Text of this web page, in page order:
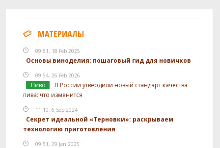
МАТЕРИАЛЫ
09:51, 18 Feb 2025
Основы виноделия: пошаговый гид для новичков
09:54, 26 Feb 2026
Пиво
В России утвердили новый стандарт качества
пива: что изменится
11:10, 6 Sep 2024
Секрет идеальной «Терновки»: раскрываем
технологию приготовления
09:51, 29 Jan 2025